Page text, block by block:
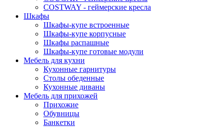
COSTWAY - геймерские кресла
Шкафы
Шкафы-купе встроенные
Шкафы-купе корпусные
Шкафы распашные
Шкафы-купе готовые модули
Мебель для кухни
Кухонные гарнитуры
Столы обеденные
Кухонные диваны
Мебель для прихожей
Прихожие
Обувницы
Банкетки